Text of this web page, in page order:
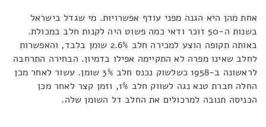
אחת מהן היא הגנה מפני עודף אפשרויות. מי שגדל בישראל
בשנות ה-50 זוכר ודאי כמה פשוט היה לקנות חלב במכולת.
באותה תקופה הוצע למכירה חלב 2.6% שומן בלבד, והאפשרות
לחלב שאינו מפרה לא התקיימה אפילו בדמיון. הבחירה התרחבה
לראשונה ב-1958 כשלשוק נכנס חלב 3% שומן. עשור לאחר מכן
החלה חברת טנא נגה לשווק חלב 1%, וזמן קצר לאחר מכן
הכניסה תנובה למרכולים את החלב דל השומן שלה.